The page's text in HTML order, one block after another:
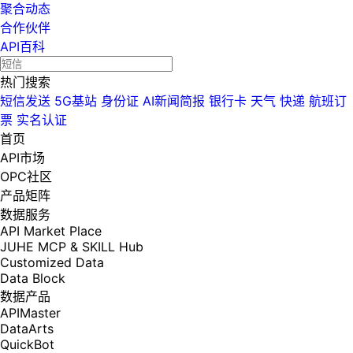
聚合动态
合作伙伴
API百科
热门搜索
短信发送 5G基站 身份证 AI新闻简报 银行卡 天气 快递 航班订
票 实名认证
首页
API市场
OPC社区
产品矩阵
数据服务
API Market Place
JUHE MCP & SKILL Hub
Customized Data
Data Block
数据产品
APIMaster
DataArts
QuickBot